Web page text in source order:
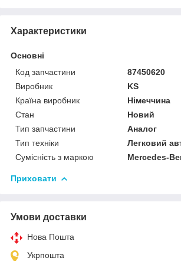
Характеристики
Основні
Код запчастини
87450620
Виробник
KS
Країна виробник
Німеччина
Стан
Новий
Тип запчастини
Аналог
Тип техніки
Легковий
Сумісність з маркою
Mercedes-
Приховати
Умови доставки
Нова Пошта
Укрпошта